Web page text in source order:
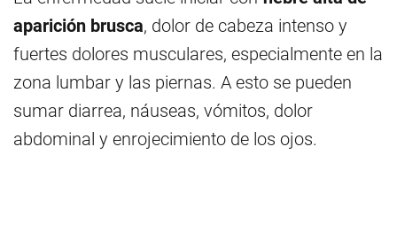
aparición brusca, dolor de cabeza intenso y
fuertes dolores musculares, especialmente en la
zona lumbar y las piernas. A esto se pueden
sumar diarrea, náuseas, vómitos, dolor
abdominal y enrojecimiento de los ojos.